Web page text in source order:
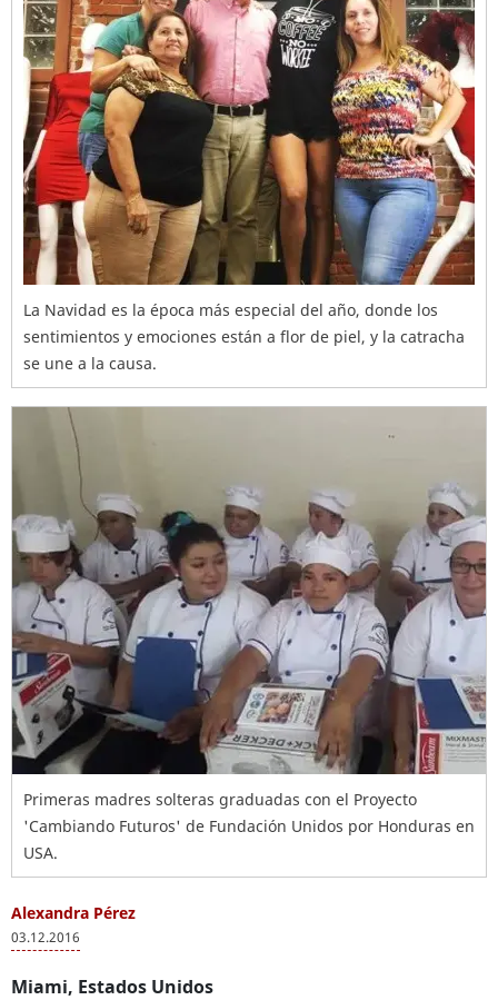
La Navidad es la época más especial del año, donde los
sentimientos y emociones están a flor de piel, y la catracha
se une a la causa.
Primeras madres solteras graduadas con el Proyecto
'Cambiando Futuros' de Fundación Unidos por Honduras en
USA.
Alexandra Pérez
03.12.2016
Miami, Estados Unidos